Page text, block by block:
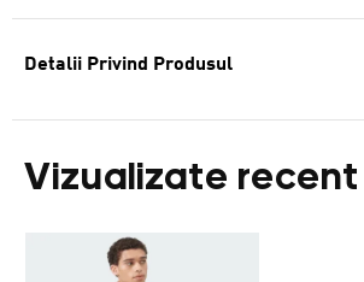
Detalii Privind Produsul
Vizualizate recent